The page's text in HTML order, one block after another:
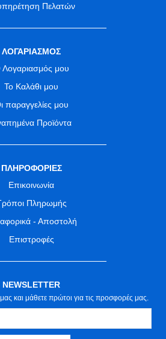
Πελατών
ΛΟΓΑΡΙΑΣΜΟΣ
μου
Το Καλάθι μου
παραγγελίες μου
Προϊόντα
ΠΛΗΡΟΦΟΡΙΕΣ
Επικοινωνία
Πληρωμής
- Αποστολή
Επιστροφές
NEWSLETTER
και μάθετε πρώτοι για τις προσφορές μας.